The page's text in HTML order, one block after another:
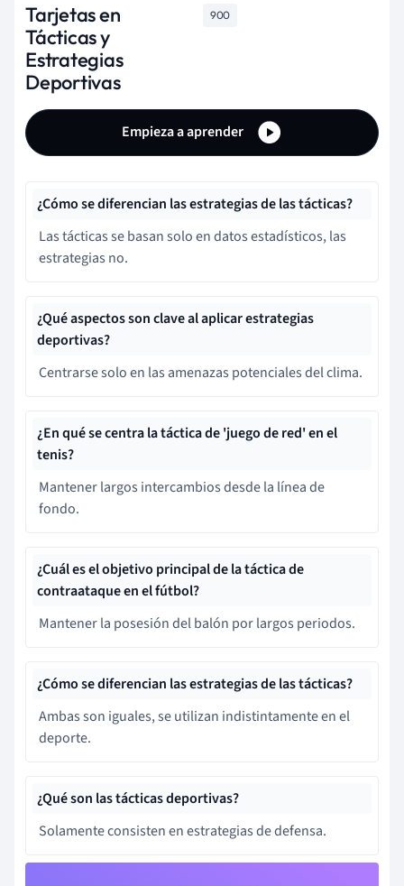
Tarjetas en
Tácticas y
Estrategias
Deportivas
900
Empieza a aprender
¿Cómo se diferencian las estrategias de las tácticas?
Las tácticas se basan solo en datos estadísticos, las
estrategias no.
¿Qué aspectos son clave al aplicar estrategias
deportivas?
Centrarse solo en las amenazas potenciales del clima.
¿En qué se centra la táctica de 'juego de red' en el
tenis?
Mantener largos intercambios desde la línea de
fondo.
¿Cuál es el objetivo principal de la táctica de
contraataque en el fútbol?
Mantener la posesión del balón por largos periodos.
¿Cómo se diferencian las estrategias de las tácticas?
Ambas son iguales, se utilizan indistintamente en el
deporte.
¿Qué son las tácticas deportivas?
Solamente consisten en estrategias de defensa.